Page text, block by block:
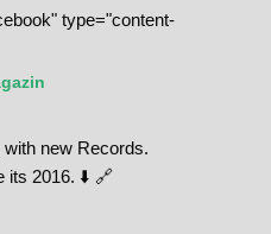
type="content-
new Records.
its 2016. ⬇️ 🔗